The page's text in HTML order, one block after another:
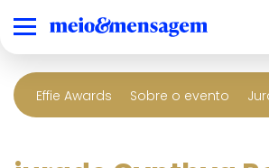
Effie Awards Sobre o evento